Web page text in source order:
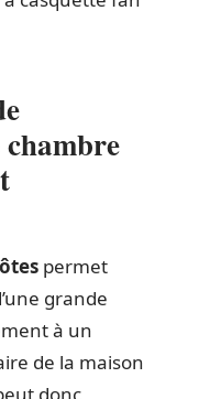
chambre
permet
grande
à un
de la maison